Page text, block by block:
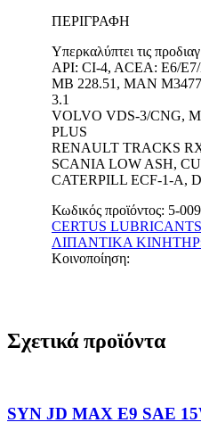
ΠΕΡΙΓΡΑΦΉ
Υπερκαλύπτει τις
API: CI-4, ACEA: E6/
MB 228.51, MAN
3.1
VOLVO VDS-3/CNG,
PLUS
RENAULT TRACKS
SCANIA LOW ASH,
CATERPILL ECF-1-A,
Κωδικός προϊόντος: 5-
CERTUS LUBRICANTS
ΛΙΠΑΝΤΙΚΑ
Κοινοποίηση:
Σχετικά προϊόντα
SYN JD MAX E9 SAE